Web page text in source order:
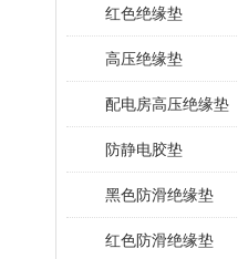
红色绝缘垫
高压绝缘垫
配电房高压绝缘垫
防静电胶垫
黑色防滑绝缘垫
红色防滑绝缘垫